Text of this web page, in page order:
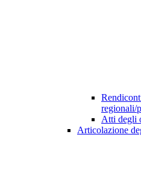
regionali/
Atti degli
Articolazione